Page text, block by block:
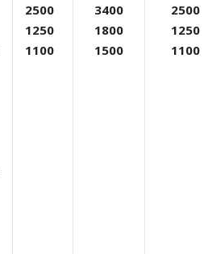
2500
1250
1100
3400
1800
1500
2500
1250
1100